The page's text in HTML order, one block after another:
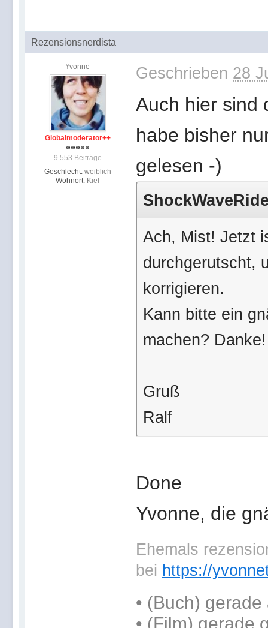
Rezensionsnerdista
Yvonne
Globalmoderator++
9.553 Beiträge
Geschlecht: weiblich
Wohnort: Kiel
Geschrieben 28
Auch hier sind
habe bisher
gelesen -)
Ach, Mist! Jetzt
durchgerutscht,
korrigieren.
Kann bitte ein
machen? Danke!
Gruß
Ralf
Done
Yvonne, die
Ehemals
bei https://
• (Buch) gerade
• (Film) gerade